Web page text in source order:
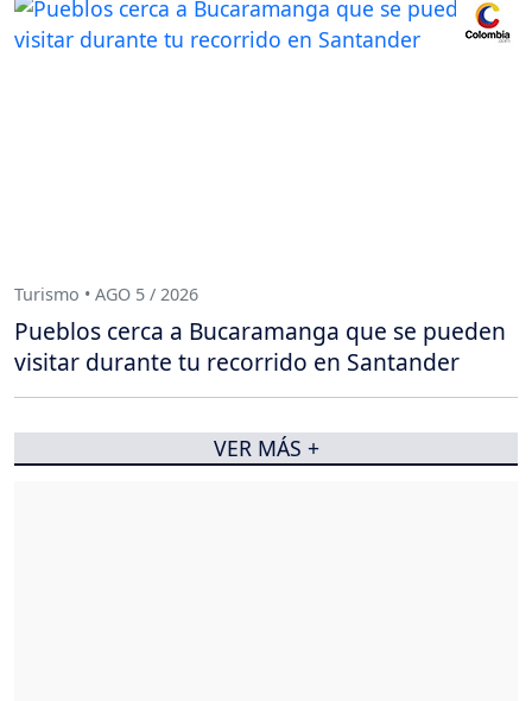
Turismo • AGO 5 / 2026
Pueblos cerca a Bucaramanga que se pueden
visitar durante tu recorrido en Santander
VER MÁS +